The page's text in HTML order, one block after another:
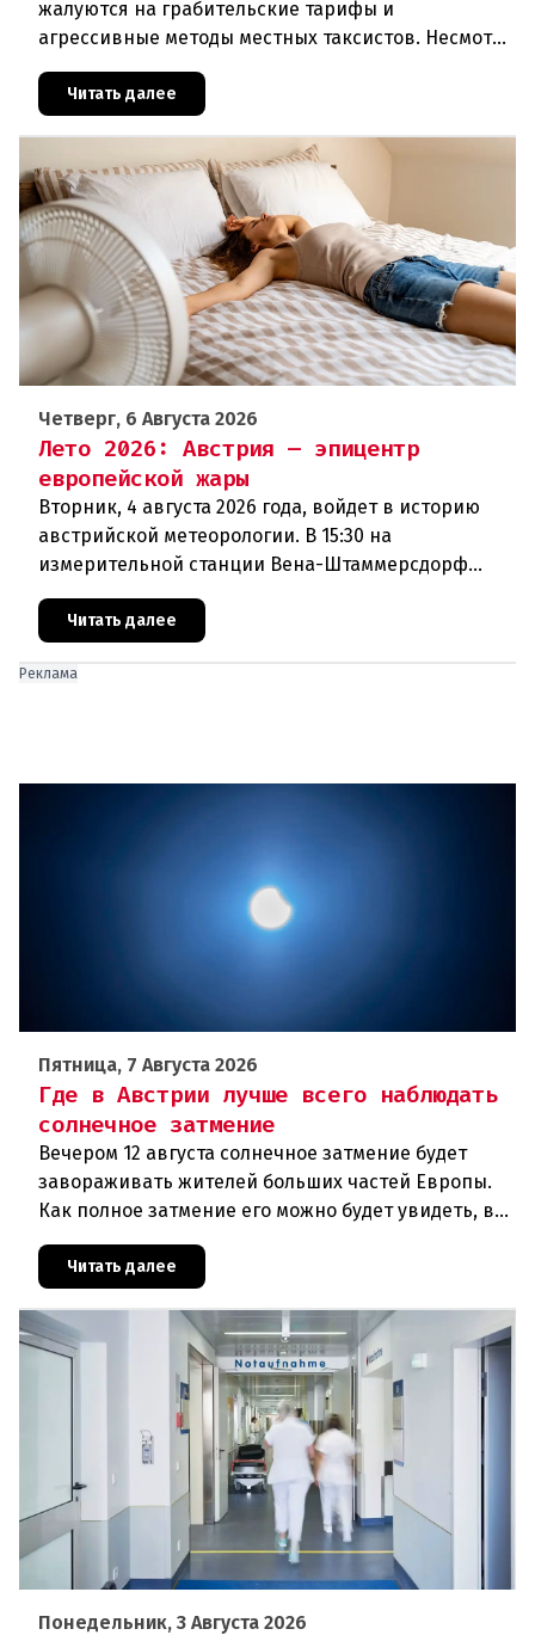
жалуются на грабительские тарифы и
агрессивные методы местных таксистов. Несмотря
на многочисленные сообщения и скандалы,
ситуация остается острой, а ответственн
Читать далее
Четверг, 6 Августа 2026
Лето 2026: Австрия — эпицентр
европейской жары
Вторник, 4 августа 2026 года, войдет в историю
австрийской метеорологии. В 15:30 на
измерительной станции Вена-Штаммерсдорф
столбик термометра поднялся до 41,0 градуса
Цельсия. Это абсолютный рекорд з
Читать далее
Реклама
Пятница, 7 Августа 2026
Где в Австрии лучше всего наблюдать
солнечное затмение
Вечером 12 августа солнечное затмение будет
завораживать жителей больших частей Европы.
Как полное затмение его можно будет увидеть, в
частности, в Исландии и Испании, в Австрии же
оно будет частичным
Читать далее
Понедельник, 3 Августа 2026